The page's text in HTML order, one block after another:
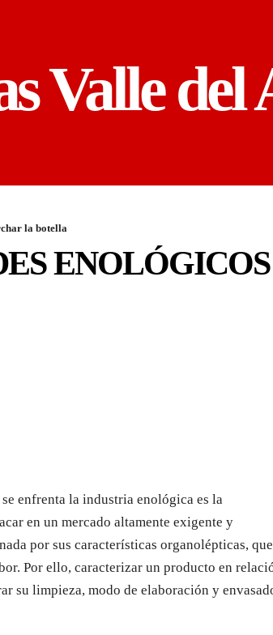
Valle del
la botella
enfrenta la industria enológica es la
en un mercado altamente exigente y
por sus características organolépticas, que
Por ello, caracterizar un producto en
su limpieza, modo de elaboración y